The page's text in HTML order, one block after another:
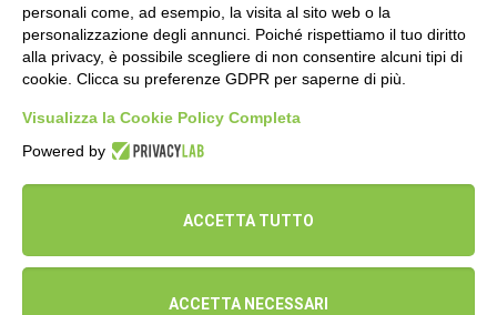
TORNA AL ROSETO
© 2019 Orticelli Ribelli. All Rights Reserved.
personali come, ad esempio, la visita al sito web o la
personalizzazione degli annunci. Poiché rispettiamo il tuo diritto
alla privacy, è possibile scegliere di non consentire alcuni tipi di
cookie. Clicca su preferenze GDPR per saperne di più.
Visualizza la Cookie Policy Completa
Powered by
ACCETTA TUTTO
ACCETTA NECESSARI